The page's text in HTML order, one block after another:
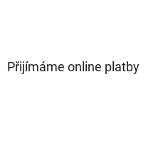
Přijímáme online platby